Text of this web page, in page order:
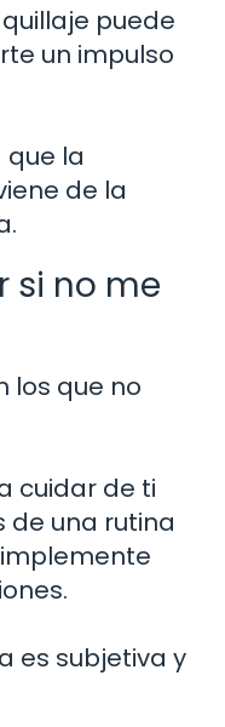
puede
un impulso
que la
de la
si no me
los que no
cuidar de ti
de una rutina
es subjetiva y